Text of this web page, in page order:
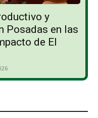
y
Posadas en las
de El